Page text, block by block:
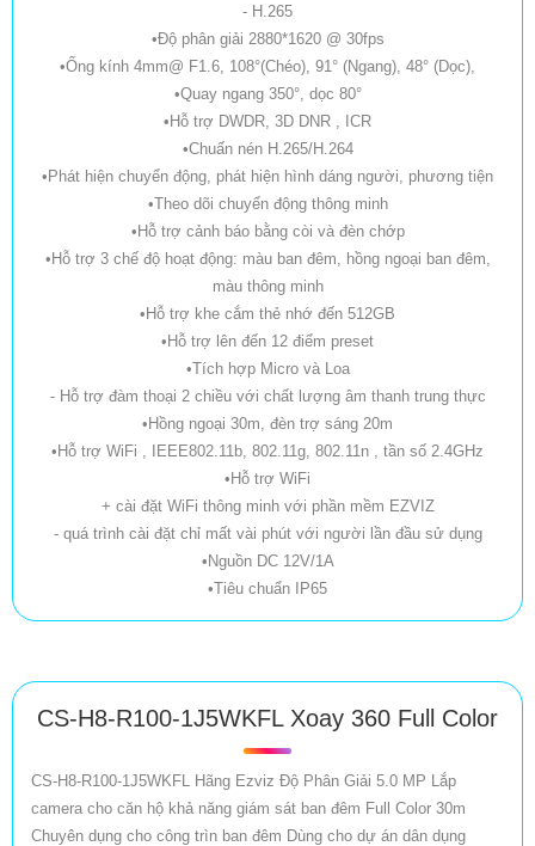
- H.265
•Độ phân giải 2880*1620 @ 30fps
•Ống kính 4mm@ F1.6, 108°(Chéo), 91° (Ngang), 48° (Dọc),
•Quay ngang 350°, dọc 80°
•Hỗ trợ DWDR, 3D DNR , ICR
•Chuấn nén H.265/H.264
•Phát hiện chuyển động, phát hiện hình dáng người, phương tiện
•Theo dõi chuyển động thông minh
•Hỗ trợ cảnh báo bằng còi và đèn chớp
•Hỗ trợ 3 chế độ hoạt động: màu ban đêm, hồng ngoại ban đêm,
màu thông minh
•Hỗ trợ khe cắm thẻ nhớ đến 512GB
•Hỗ trợ lên đến 12 điểm preset
•Tích hợp Micro và Loa
- Hỗ trợ đàm thoại 2 chiều với chất lượng âm thanh trung thực
•Hồng ngoại 30m, đèn trợ sáng 20m
•Hỗ trợ WiFi , IEEE802.11b, 802.11g, 802.11n , tần số 2.4GHz
•Hỗ trợ WiFi
+ cài đặt WiFi thông minh với phần mềm EZVIZ
- quá trình cài đặt chỉ mất vài phút với người lần đầu sử dụng
•Nguồn DC 12V/1A
•Tiêu chuẩn IP65
CS-H8-R100-1J5WKFL Xoay 360 Full Color
CS-H8-R100-1J5WKFL Hãng Ezviz Độ Phân Giải 5.0 MP Lắp
camera cho căn hộ khả năng giám sát ban đêm Full Color 30m
Chuyên dụng cho công trìn ban đêm Dùng cho dự án dân dụng